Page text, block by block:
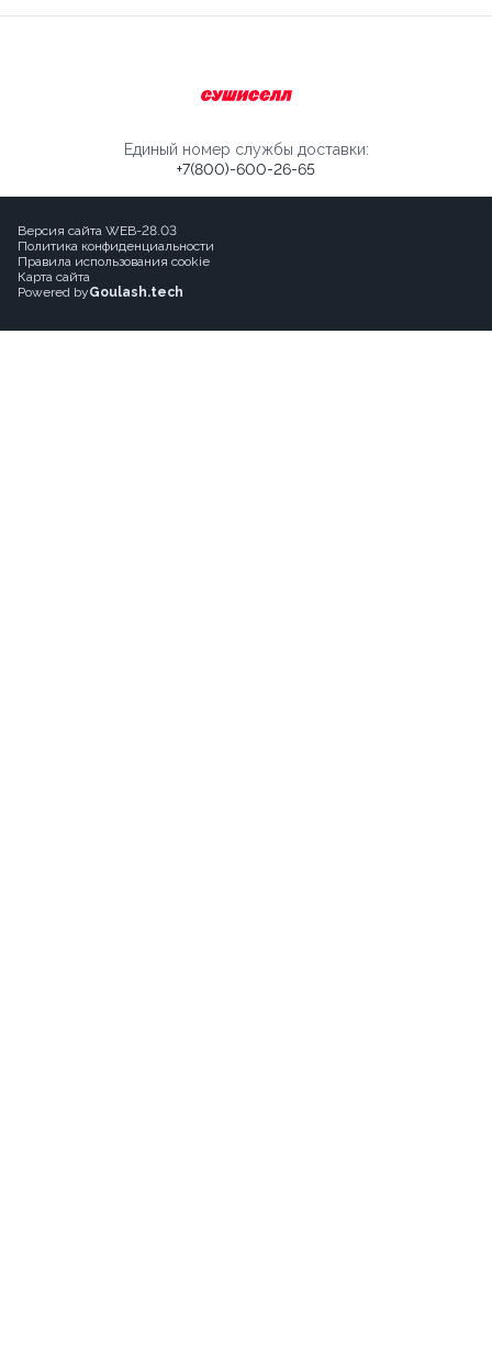
Единый номер службы доставки:
+7(800)-600-26-65
Версия сайта WEB-28.03
Политика конфиденциальности
Правила использования cookie
Карта сайта
Powered byGoulash.tech